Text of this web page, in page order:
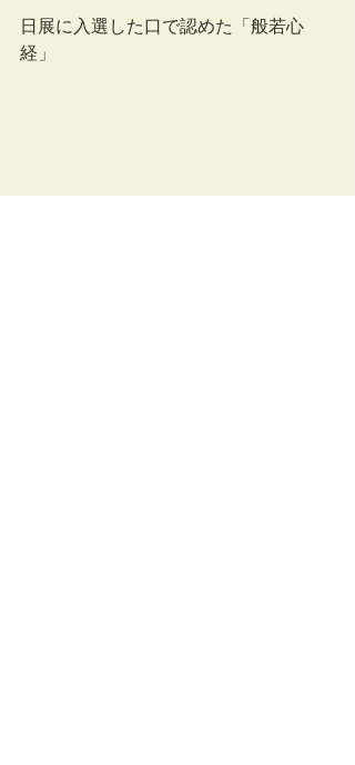
日展に入選した口で認めた「般若心
経」